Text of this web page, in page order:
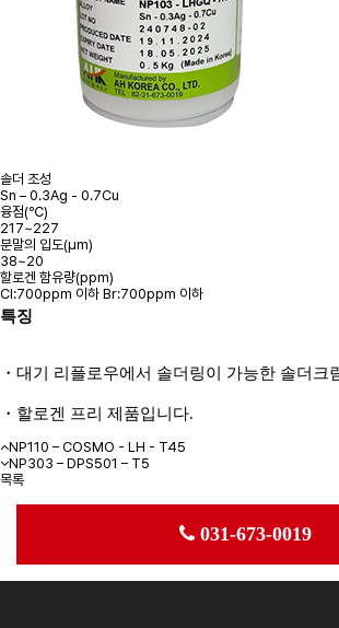
솔더 조성
Sn – 0.3Ag - 0.7Cu
융점(℃)
217~227
분말의 입도(μm)
38~20
할로겐 함유량(ppm)
Cl:700ppm 이하 Br:700ppm 이하
특징
・ 대기 리플로우에서 솔더링이 가능한 솔더크
・할로겐 프리 제품입니다.
NP110 – COSMO - LH - T45
NP303 – DPS501 – T5
목록
031-673-0019